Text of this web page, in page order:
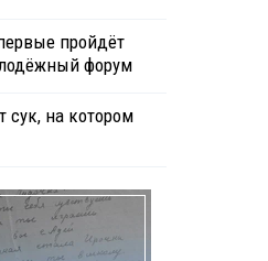
пройдёт
форум
сук, на котором